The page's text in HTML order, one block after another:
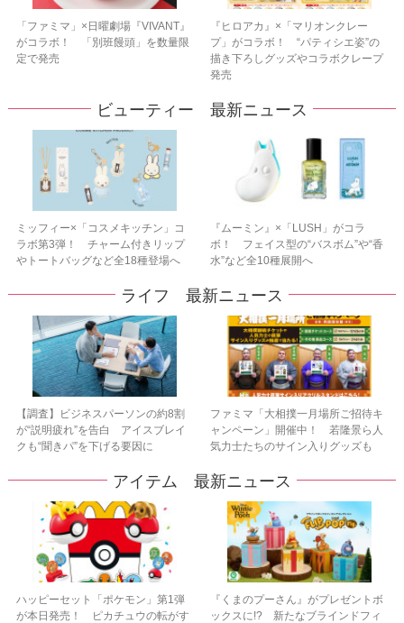
「ファミマ」×日曜劇場『VIVANT』
がコラボ！ 「別班饅頭」を数量限
定で発売
『ヒロアカ』×「マリオンクレー
プ」がコラボ！ “パティシエ姿”の
描き下ろしグッズやコラボクレープ
発売
ビューティー 最新ニュース
ミッフィー×「コスメキッチン」コ
ラボ第3弾！ チャーム付きリップ
やトートバッグなど全18種登場へ
『ムーミン』×「LUSH」がコラ
ボ！ フェイス型の“バスボム”や“香
水”など全10種展開へ
ライフ 最新ニュース
【調査】ビジネスパーソンの約8割
が“説明疲れ”を告白 アイスブレイ
クも“聞きパ”を下げる要因に
ファミマ「大相撲一月場所ご招待キ
ャンペーン」開催中！ 若隆景ら人
気力士たちのサイン入りグッズも
アイテム 最新ニュース
ハッピーセット「ポケモン」第1弾
が本日発売！ ピカチュウの転がす
『くまのプーさん』がプレゼントボ
ックスに!? 新たなブラインドフィ